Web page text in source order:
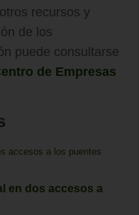
recursos y
de los
puede consultarse
de Empresas
en dos accesos a